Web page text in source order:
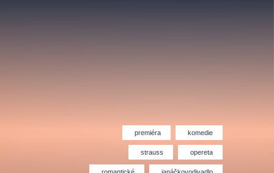
premiéra komedie
strauss opereta
Filmový orchestr Praha
v Novoměstské radnici